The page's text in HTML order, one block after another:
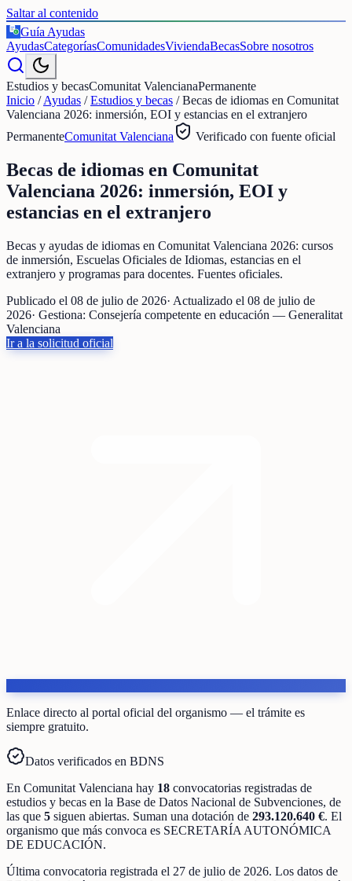
Saltar al contenido
€
Guía Ayudas
AyudasCategoríasComunidadesViviendaBecasSobre nosotros
Estudios y becasComunitat ValencianaPermanente
Inicio /Ayudas /Estudios y becas /Becas de idiomas en Comunitat
Valenciana 2026: inmersión, EOI y estancias en el extranjero
PermanenteComunitat Valenciana Verificado con fuente oficial
Becas de idiomas en Comunitat
Valenciana 2026: inmersión, EOI y
estancias en el extranjero
Becas y ayudas de idiomas en Comunitat Valenciana 2026: cursos
de inmersión, Escuelas Oficiales de Idiomas, estancias en el
extranjero y programas para docentes. Fuentes oficiales.
Publicado el 08 de julio de 2026· Actualizado el 08 de julio de
2026· Gestiona: Consejería competente en educación — Generalitat
Valenciana
Ir a la solicitud oficial
Enlace directo al portal oficial del organismo — el trámite es
siempre gratuito.
Datos verificados en BDNS
En Comunitat Valenciana hay 18 convocatorias registradas de
estudios y becas en la Base de Datos Nacional de Subvenciones, de
las que 5 siguen abiertas. Suman una dotación de 293.120.640 €. El
organismo que más convoca es SECRETARÍA AUTONÓMICA
DE EDUCACIÓN.
Última convocatoria registrada el 27 de julio de 2026. Los datos de